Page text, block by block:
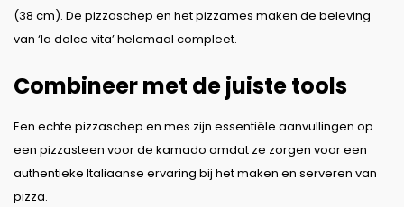
(38 cm). De pizzaschep en het pizzames maken de beleving
van ‘la dolce vita’ helemaal compleet.
Combineer met de juiste tools
Een echte pizzaschep en mes zijn essentiële aanvullingen op
een pizzasteen voor de kamado omdat ze zorgen voor een
authentieke Italiaanse ervaring bij het maken en serveren van
pizza.